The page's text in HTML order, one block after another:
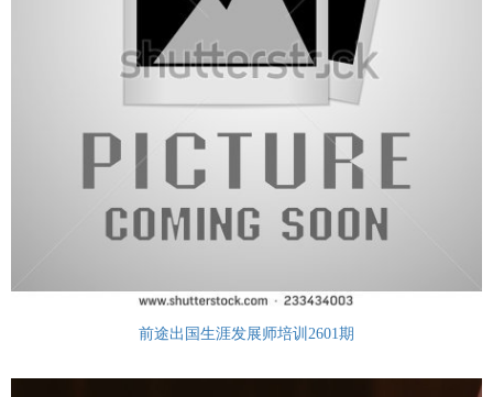
前途出国生涯发展师培训2601期